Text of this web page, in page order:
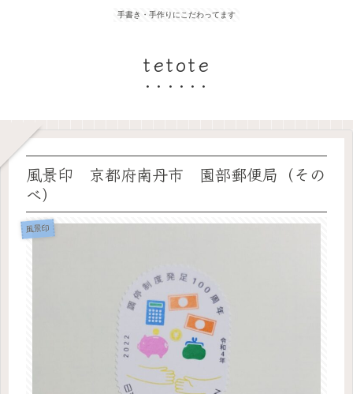
手書き・手作りにこだわってます
tetote
風景印 京都府南丹市 園部郵便局（その
べ）
風景印